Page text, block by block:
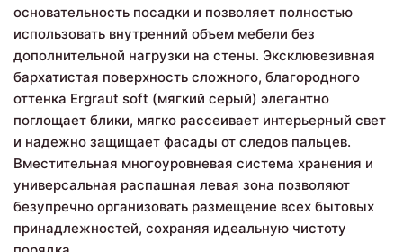
основательность посадки и позволяет полностью
использовать внутренний объем мебели без
дополнительной нагрузки на стены. Эксклювезивная
бархатистая поверхность сложного, благородного
оттенка Ergraut soft (мягкий серый) элегантно
поглощает блики, мягко рассеивает интерьерный свет
и надежно защищает фасады от следов пальцев.
Вместительная многоуровневая система хранения и
универсальная распашная левая зона позволяют
безупречно организовать размещение всех бытовых
принадлежностей, сохраняя идеальную чистоту